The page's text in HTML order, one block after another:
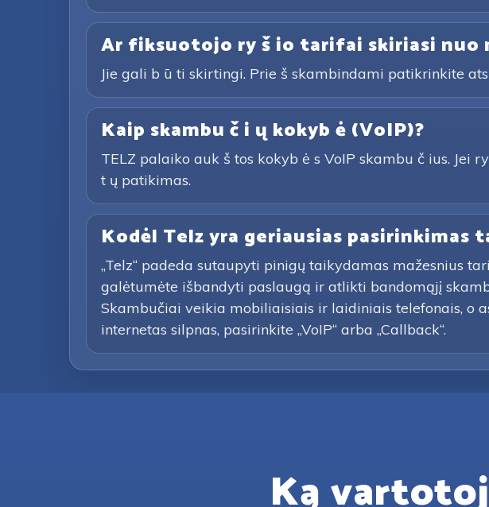
Ar fiksuotojo ry š io tarifai skiriasi nuo
Jie gali b ū ti skirtingi. Prie š skambindami patikrinkite
Kaip skambu č i ų kokyb ė (VoIP)?
TELZ palaiko auk š tos kokyb ė s VoIP skambu č ius.
t ų patikimas.
Kodėl Telz yra geriausias pasirinkimas
„Telz“ padeda sutaupyti pinigų taikydamas mažesnius
galėtumėte išbandyti paslaugą ir atlikti bandomąjį
Skambučiai veikia mobiliaisiais ir laidiniais telefonais, o
internetas silpnas, pasirinkite „VoIP“ arba „Callback“.
Ką